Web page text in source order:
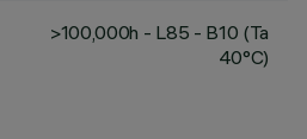
>100,000h - L85 - B10 (Ta
40°C)